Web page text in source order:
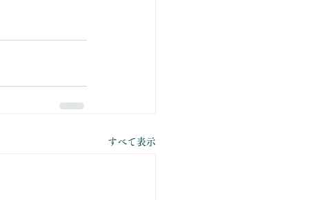
すべて表示